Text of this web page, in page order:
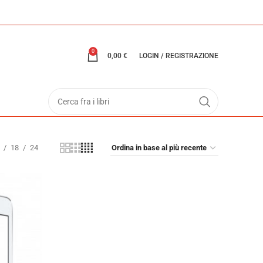
0
0,00 € LOGIN / REGISTRAZIONE
18 24